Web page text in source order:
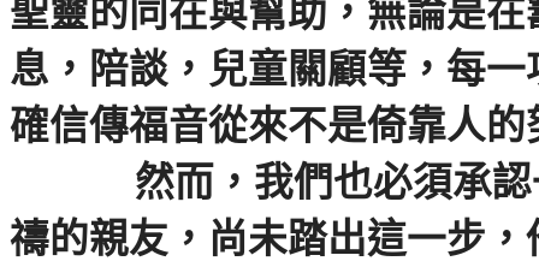
聖靈的同在與幫助，無論是
息，陪談，兒童關顧等，每
確信傳福音從來不是倚靠人
然而，我們也必須承
禱的親友，尚未踏出這一步